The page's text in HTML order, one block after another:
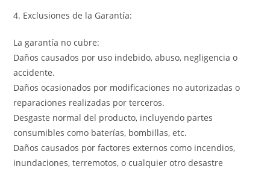
4. Exclusiones de la Garantía:
La garantía no cubre:
Daños causados por uso indebido, abuso, negligencia o
accidente.
Daños ocasionados por modificaciones no autorizadas o
reparaciones realizadas por terceros.
Desgaste normal del producto, incluyendo partes
consumibles como baterías, bombillas, etc.
Daños causados por factores externos como incendios,
inundaciones, terremotos, o cualquier otro desastre